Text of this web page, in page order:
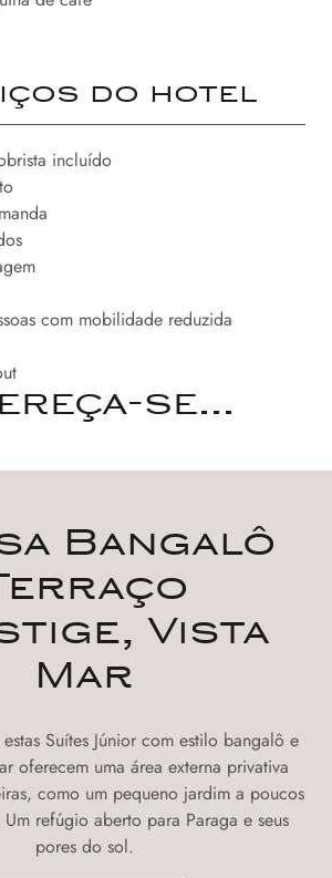
do hotel
incluído
com mobilidade reduzida
se...
Bangalô
Vista
Mar
Suítes Júnior com estilo bangalô e
oferecem uma área externa privativa
como um pequeno jardim a poucos
refúgio aberto para Paraga e seus
pores do sol.